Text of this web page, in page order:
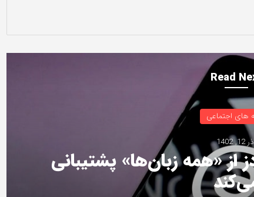
Read
موبایل
آذر 12, 1402
به‌روزرسانی وان پلاس Open بهبودهایی در دوربین،
و سیستم اضافه می‌کند